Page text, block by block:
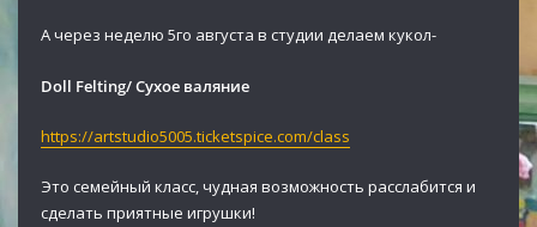
А через неделю 5го августа в студии делаем кукол-
Doll Felting/ Сухое валяние
https://artstudio5005.ticketspice.com/class
Это семейный класс, чудная возможность расслабится и
сделать приятные игрушки!